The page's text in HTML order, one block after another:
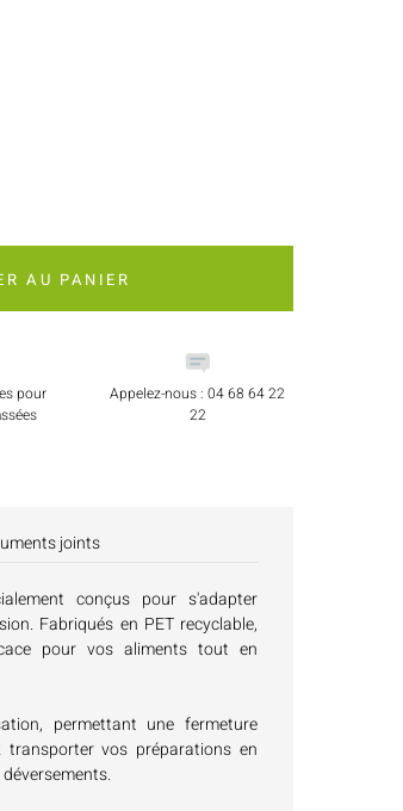
AU PANIER
pour
Appelez-nous : 04 68 64 22
22
joints
conçus pour s'adapter
Fabriqués en PET recyclable,
pour vos aliments tout en
permettant une fermeture
transporter vos préparations en